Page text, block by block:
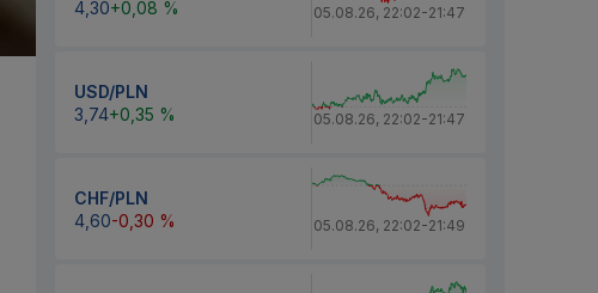
4,30+0,08 % 05.08.26, 22:02-21:47
USD/PLN
3,74+0,35 % 05.08.26, 22:02-21:47
CHF/PLN
4,60-0,30 % 05.08.26, 22:02-21:49